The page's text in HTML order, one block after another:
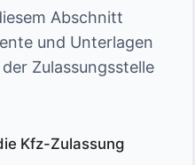
Abschnitt
und Unterlagen
Zulassungsstelle
Kfz-Zulassung